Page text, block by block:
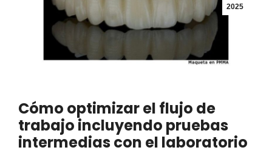
2025
Cómo optimizar el flujo de
trabajo incluyendo pruebas
intermedias con el laboratorio